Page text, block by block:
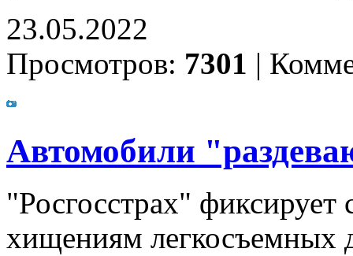
23.05.2022
Просмотров: 7301 |
Автомобили
"Росгосстрах"
хищениям легкосъемных